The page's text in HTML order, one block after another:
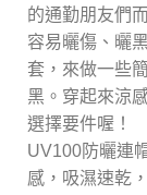
的通勤朋友們
容易曬傷、曬
套，來做一些
黑。穿起來涼
選擇要件喔！
UV100防曬連
感，吸濕速乾